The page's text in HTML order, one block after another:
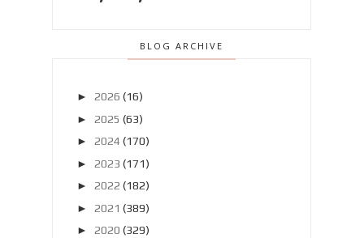
BLOG ARCHIVE
► 2026 (16)
► 2025 (63)
► 2024 (170)
► 2023 (171)
► 2022 (182)
► 2021 (389)
► 2020 (329)